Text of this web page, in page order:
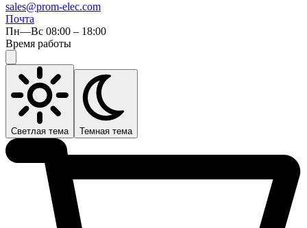
sales@prom-elec.com
Почта
Пн—Вс 08:00 – 18:00
Время работы
Светлая тема Темная тема